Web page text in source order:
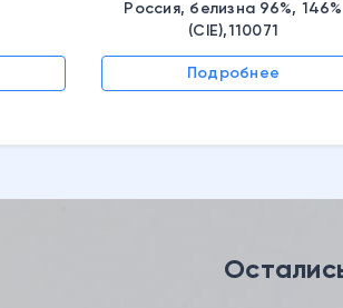
Россия, белизна 96%, 146%
(CIE),110071
Подробнее